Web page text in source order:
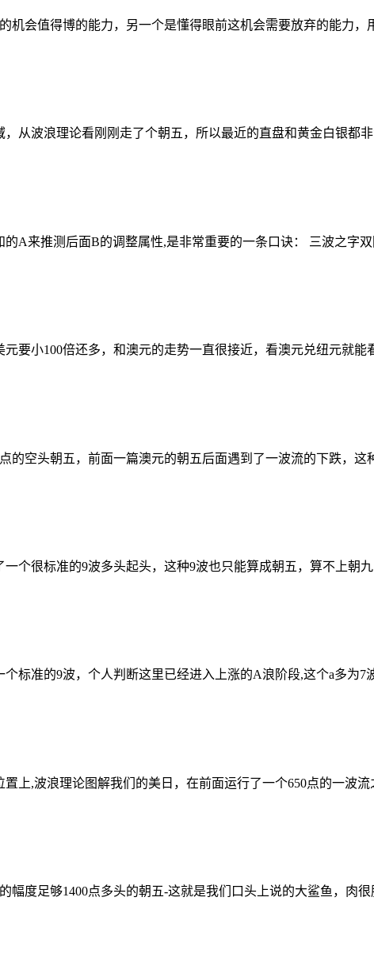
机会值得博的能力，另一个是懂得眼前这机会需要放弃的能力
从波浪理论看刚刚走了个朝五，所以最近的直盘和黄金白银
A来推测后面B的调整属性,是非常重要的一条口诀： 三波之字
要小100倍还多，和澳元的走势一直很接近，看澳元兑纽元就
的空头朝五，前面一篇澳元的朝五后面遇到了一波流的下跌，
个很标准的9波多头起头，这种9波也只能算成朝五，算不上朝
标准的9波，个人判断这里已经进入上涨的A浪阶段,这个a多为
上,波浪理论图解我们的美日，在前面运行了一个650点的一波
幅度足够1400点多头的朝五-这就是我们口头上说的大鲨鱼，肉